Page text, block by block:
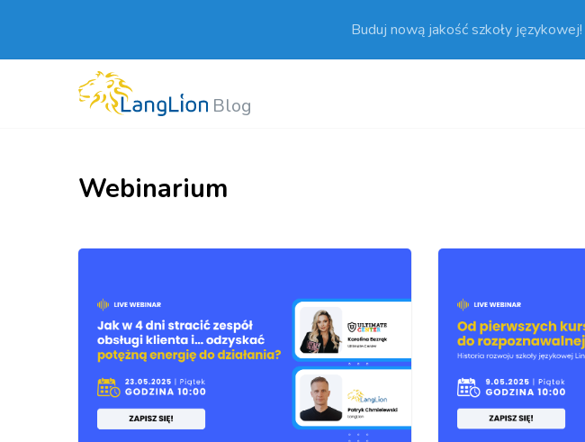
Buduj nową jakość szkoły językowej!
Blog
Webinarium